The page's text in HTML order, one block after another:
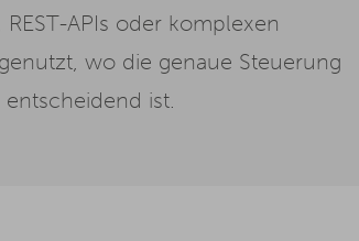
APIs oder komplexen
wo die genaue Steuerung
ist.